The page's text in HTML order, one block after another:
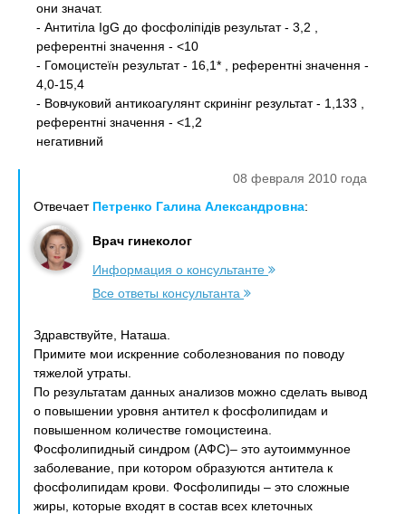
они значат.
- Антитіла IgG до фосфоліпідів результат - 3,2 ,
референтні значення - <10
- Гомоцистеїн результат - 16,1* , референтні значення -
4,0-15,4
- Вовчуковий антикоагулянт скринінг результат - 1,133 ,
референтні значення - <1,2
негативний
08 февраля 2010 года
Отвечает Петренко Галина Александровна:
Врач гинеколог
Информация о консультанте
Все ответы консультанта
Здравствуйте, Наташа.
Примите мои искренние соболезнования по поводу
тяжелой утраты.
По результатам данных анализов можно сделать вывод
о повышении уровня антител к фосфолипидам и
повышенном количестве гомоцистеина.
Фосфолипидный синдром (АФС)– это аутоиммунное
заболевание, при котором образуются антитела к
фосфолипидам крови. Фосфолипиды – это сложные
жиры, которые входят в состав всех клеточных